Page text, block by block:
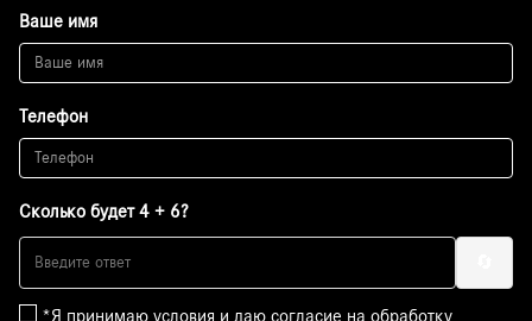
Ваше имя
Телефон
Сколько будет 4 + 6?
*Я принимаю условия и даю согласие на обработку